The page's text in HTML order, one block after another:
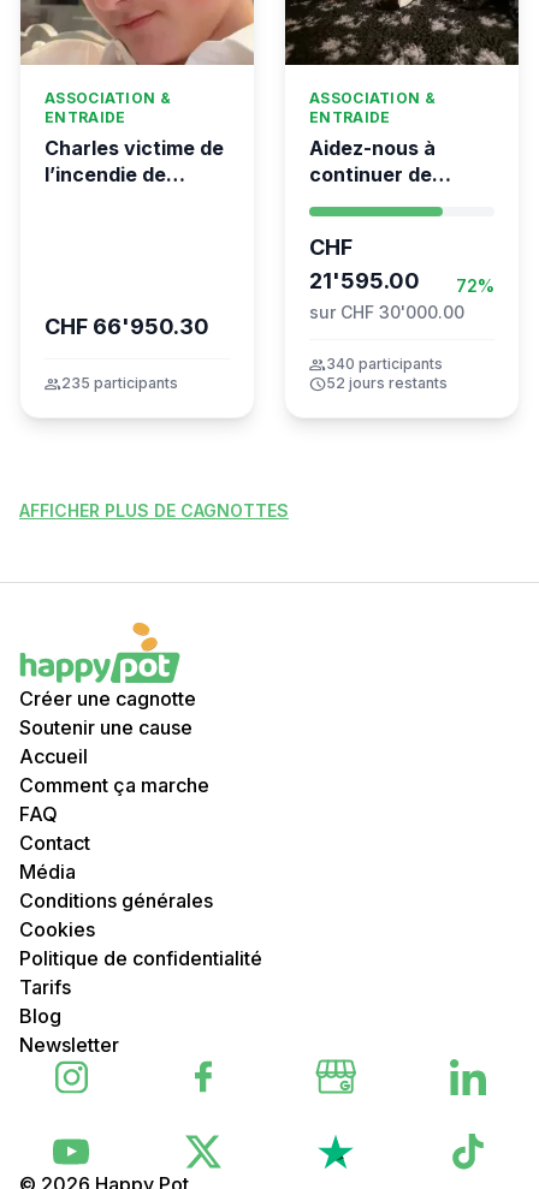
ASSOCIATION &
ENTRAIDE
Charles victime de
l’incendie de
CHF 66'950.30
group235 participants
ASSOCIATION &
ENTRAIDE
Aidez-nous à
continuer de
CHF
21'595.00
72%
sur CHF 30'000.00
group340 participants
schedule52 jours restants
AFFICHER PLUS DE CAGNOTTES
© 2026 Happy Pot
Créer une cagnotte
Soutenir une cause
Accueil
Comment ça marche
FAQ
Contact
Média
Conditions générales
Cookies
Politique de confidentialité
Tarifs
Blog
Newsletter